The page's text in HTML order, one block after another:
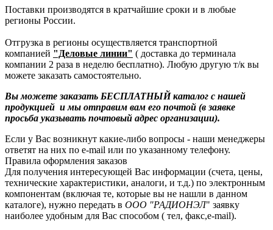
Поставки производятся в кратчайшие сроки и в любые
регионы России.
Отгрузка в регионы осуществляется транспортной
компанией "Деловые линии" ( доставка до терминала
компании 2 раза в неделю бесплатно). Любую другую т/к вы
можете заказать самостоятельно.
Вы можете заказать БЕСПЛАТНЫЙ каталог с нашей
продукцией и мы отправим вам его почтой (в заявке
просьба указывать почтовый адрес организации).
Если у Вас возникнут какие-либо вопросы - наши менеджеры
ответят на них по e-mail или по указанному телефону.
Правила оформления заказов
Для получения интересующей Вас информации (счета, цены,
технические характеристики, аналоги, и т.д.) по электронным
компонентам (включая те, которые вы не нашли в данном
каталоге), нужно передать в ООО "РАДИОНЭЛ" заявку
наиболее удобным для Вас способом ( тел, факс,e-mail).